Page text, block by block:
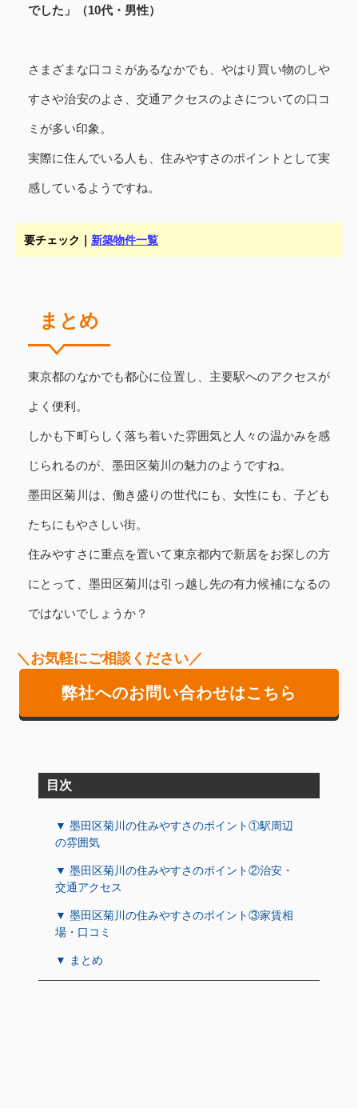
でした」（10代・男性）
さまざまな口コミがあるなかでも、やはり買い物のしや
すさや治安のよさ、交通アクセスのよさについての口コ
ミが多い印象。
実際に住んでいる人も、住みやすさのポイントとして実
感しているようですね。
要チェック｜ 新築物件一覧
まとめ
東京都のなかでも都心に位置し、主要駅へのアクセスが
よく便利。
しかも下町らしく落ち着いた雰囲気と人々の温かみを感
じられるのが、墨田区菊川の魅力のようですね。
墨田区菊川は、働き盛りの世代にも、女性にも、子ども
たちにもやさしい街。
住みやすさに重点を置いて東京都内で新居をお探しの方
にとって、墨田区菊川は引っ越し先の有力候補になるの
ではないでしょうか？
＼お気軽にご相談ください／
弊社へのお問い合わせはこちら
目次
▼ 墨田区菊川の住みやすさのポイント①駅周辺
の雰囲気
▼ 墨田区菊川の住みやすさのポイント②治安・
交通アクセス
▼ 墨田区菊川の住みやすさのポイント③家賃相
場・口コミ
▼ まとめ